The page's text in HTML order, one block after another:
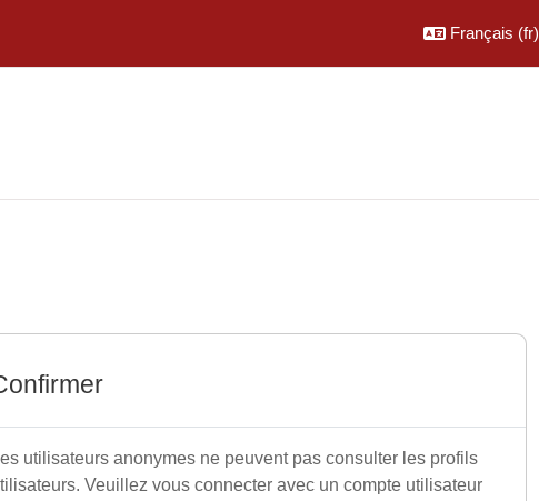
Français ‎(fr)‎
utilisateurs anonymes ne peuvent pas consulter les profils
Veuillez vous connecter avec un compte utilisateur